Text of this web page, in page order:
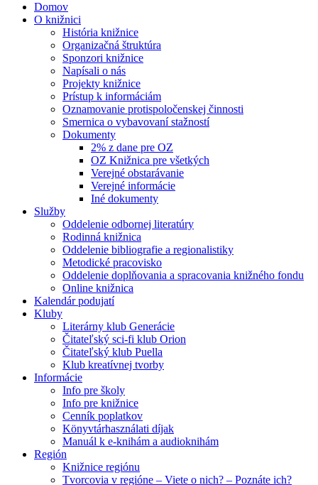
Domov
O knižnici
História knižnice
Organizačná štruktúra
Sponzori knižnice
Napísali o nás
Projekty knižnice
Prístup k informáciám
Oznamovanie protispoločenskej činnosti
Smernica o vybavovaní stažností
Dokumenty
2% z dane pre OZ
OZ Knižnica pre všetkých
Verejné obstarávanie
Verejné informácie
Iné dokumenty
Služby
Oddelenie odbornej literatúry
Rodinná knižnica
Oddelenie bibliografie a regionalistiky
Metodické pracovisko
Oddelenie doplňovania a spracovania knižného fondu
Online knižnica
Kalendár podujatí
Kluby
Literárny klub Generácie
Čitateľský sci-fi klub Orion
Čitateľský klub Puella
Klub kreatívnej tvorby
Informácie
Info pre školy
Info pre knižnice
Cenník poplatkov
Könyvtárhasználati díjak
Manuál k e-knihám a audioknihám
Región
Knižnice regiónu
Tvorcovia v regióne – Viete o nich? – Poznáte ich?